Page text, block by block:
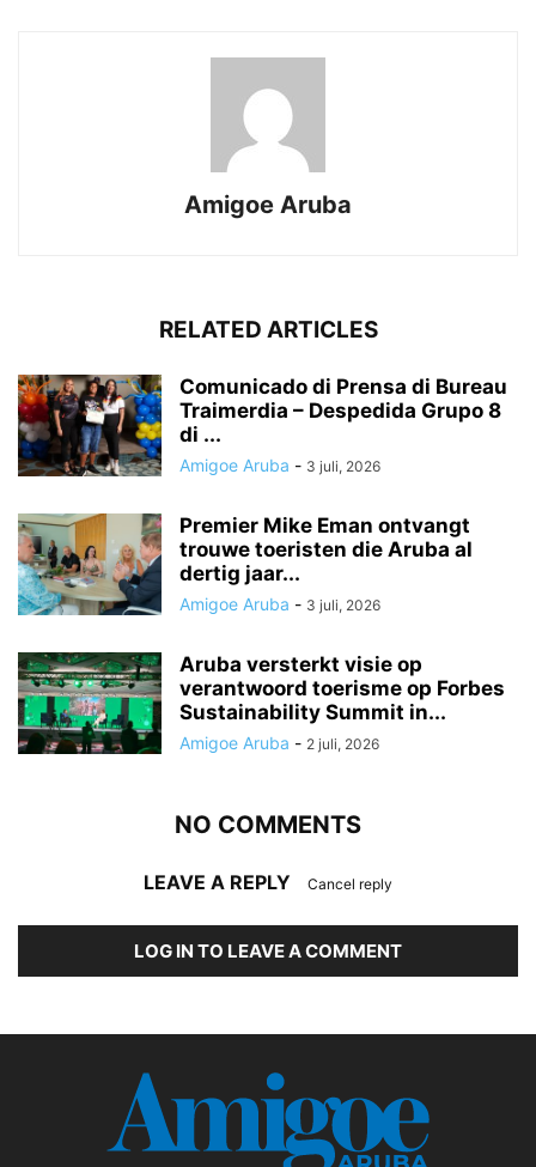
Amigoe Aruba
RELATED ARTICLES
Comunicado di Prensa di Bureau
Traimerdia – Despedida Grupo 8
di ...
Amigoe Aruba - 3 juli, 2026
Premier Mike Eman ontvangt
trouwe toeristen die Aruba al
dertig jaar...
Amigoe Aruba - 3 juli, 2026
Aruba versterkt visie op
verantwoord toerisme op Forbes
Sustainability Summit in...
Amigoe Aruba - 2 juli, 2026
NO COMMENTS
LEAVE A REPLY Cancel reply
LOG IN TO LEAVE A COMMENT